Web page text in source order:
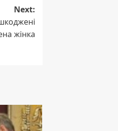
Next:
жінка